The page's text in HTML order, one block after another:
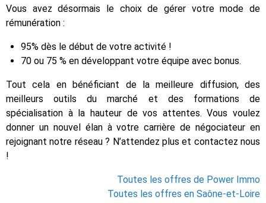
Vous avez désormais le choix de gérer votre mode de
rémunération :
95% dès le début de votre activité !
70 ou 75 % en développant votre équipe avec bonus.
Tout cela en bénéficiant de la meilleure diffusion, des
meilleurs outils du marché et des formations de
spécialisation à la hauteur de vos attentes. Vous voulez
donner un nouvel élan à votre carrière de négociateur en
rejoignant notre réseau ? N’attendez plus et contactez nous
!
Toutes les offres de Power Immo
Toutes les offres en Saône-et-Loire